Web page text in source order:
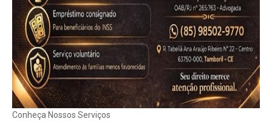
Conheça Nossos Serviços